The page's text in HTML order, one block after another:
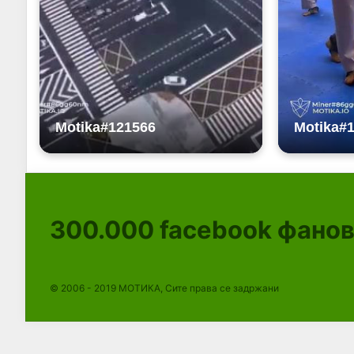
300.000 facebook
© 2006 - 2019 МОТИКА, Сите права се задржани